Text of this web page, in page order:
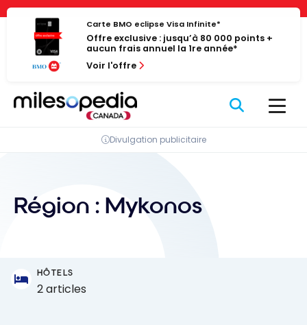
Panneau de gestion des cookies
Passer
contenu
Carte BMO eclipse Visa Infinite*
Offre exclusive : jusqu’à 80 000 points +
aucun frais annuel la 1re année*
Voir l'offre
Divulgation publicitaire
Région : Mykonos
HÔTELS
2 articles